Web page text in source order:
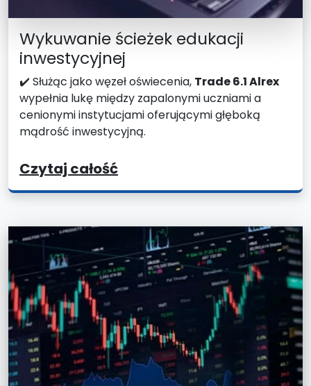
Wykuwanie ścieżek edukacji
inwestycyjnej
✔️ Służąc jako węzeł oświecenia, Trade 6.1 Alrex
wypełnia lukę między zapalonymi uczniami a
cenionymi instytucjami oferującymi głęboką
mądrość inwestycyjną.
Czytaj całość